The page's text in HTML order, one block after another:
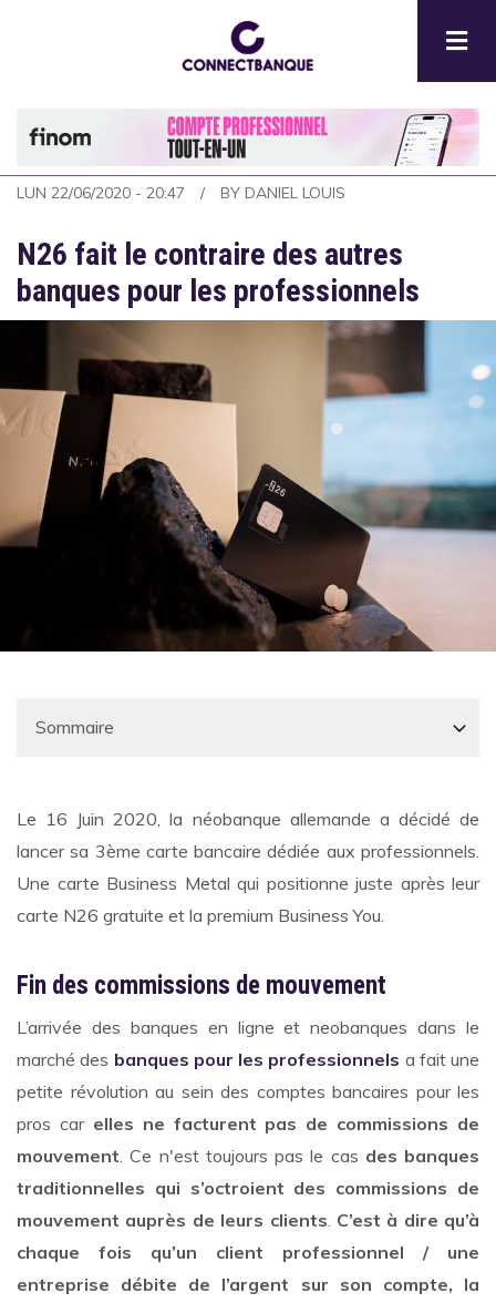
LUN 22/06/2020 - 20:47 BY DANIEL LOUIS
N26 fait le contraire des autres
banques pour les professionnels
Le 16 Juin 2020, la néobanque allemande a décidé de
lancer sa 3ème carte bancaire dédiée aux professionnels.
Une carte Business Metal qui positionne juste après leur
carte N26 gratuite et la premium Business You.
Fin des commissions de mouvement
L’arrivée des banques en ligne et neobanques dans le
marché des banques pour les professionnels a fait une
petite révolution au sein des comptes bancaires pour les
pros car elles ne facturent pas de commissions de
mouvement . Ce n'est toujours pas le cas des banques
traditionnelles qui s’octroient des commissions de
mouvement auprès de leurs clients C’est à dire qu’à
chaque fois qu’un client professionnel / une
entreprise débite de l’argent sur son compte, la